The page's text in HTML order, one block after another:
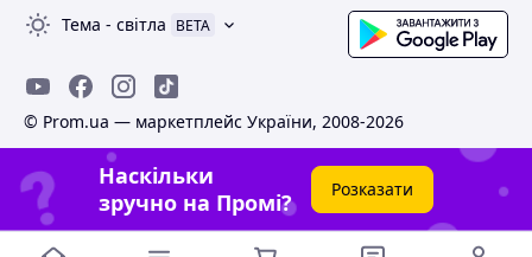
Тема - світла BETA
© Prom.ua — маркетплейс України, 2008-2026
Наскільки
зручно на Промі?
Розказати